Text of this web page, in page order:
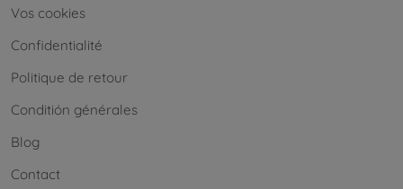
Vos cookies
Confidentialité
Politique de retour
Conditión générales
Blog
Contact